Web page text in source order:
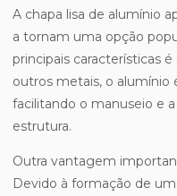
A chapa lisa de alumínio
a tornam uma opção
principais características é
outros metais, o alumínio
facilitando o manuseio e
estrutura.
Outra vantagem
Devido à formação de